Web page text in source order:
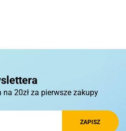
Design
20zł za pierwsze zakupy